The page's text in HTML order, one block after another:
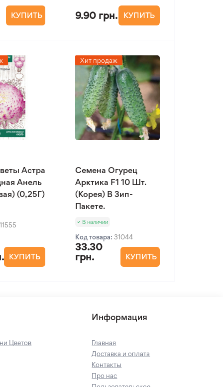
КУПИТЬ 9.90 грн. КУПИТЬ
Астра
Анель
(0,25Г)
11555
КУПИТЬ
Хит продаж
Семена Огурец
Арктика F1 10 Шт.
(Корея) В Зип-
Пакете.
В наличии
Код товара: 31044
33.30
грн.
КУПИТЬ
Цветов
Информация
Главная
Доставка и оплата
Контакты
Про нас